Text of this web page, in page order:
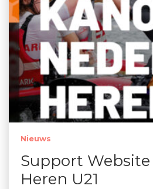
Nieuws
Support
Heren U21